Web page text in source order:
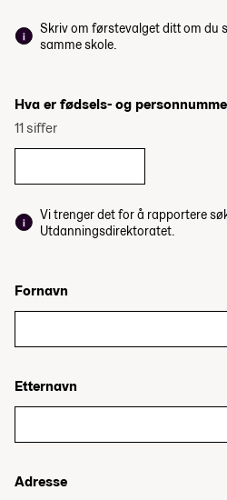
Skriv om førstevalget ditt om du
samme skole.
Hva er fødsels- og
11 siffer
Vi trenger det for å rapportere
Utdanningsdirektoratet.
Fornavn
Etternavn
Adresse